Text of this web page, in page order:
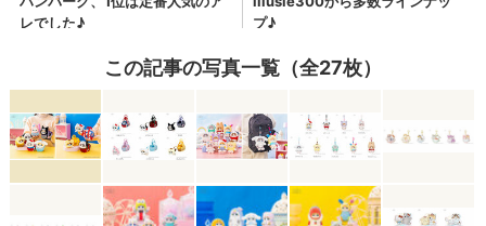
この記事の写真一覧（全27枚）